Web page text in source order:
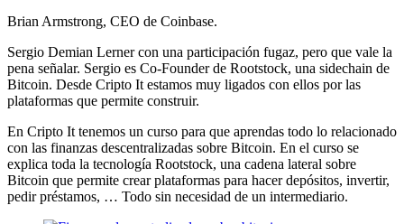
Brian Armstrong, CEO de Coinbase.
Sergio Demian Lerner con una participación fugaz, pero que vale la
pena señalar. Sergio es Co-Founder de Rootstock, una sidechain de
Bitcoin. Desde Cripto It estamos muy ligados con ellos por las
plataformas que permite construir.
En Cripto It tenemos un curso para que aprendas todo lo relacionado
con las finanzas descentralizadas sobre Bitcoin. En el curso se
explica toda la tecnología Rootstock, una cadena lateral sobre
Bitcoin que permite crear plataformas para hacer depósitos, invertir,
pedir préstamos, … Todo sin necesidad de un intermediario.